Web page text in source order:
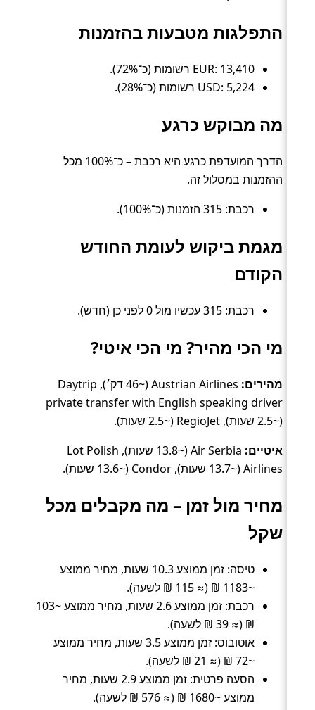
התפלגות מטבעות בהזמנות
EUR: 13,410 רשומות (כ־72%).
USD: 5,224 רשומות (כ־28%).
מה מבוקש כרגע
הדרך המועדפת כרגע היא רכבת – כ־100% מכל
ההזמנות במסלול זה.
רכבת: 315 הזמנות (כ־100%).
מגמת ביקוש לעומת החודש
הקודם
רכבת: 315 עכשיו מול 0 לפני כן (חדש).
מי הכי מהיר? מי הכי איטי?
מהירים:
Austrian Airlines (~46 דק׳), Daytrip
private transfer with English speaking driver
(~2.5 שעות), RegioJet (~2.5 שעות).
איטיים:
Air Serbia (~13.8 שעות), Lot Polish
Airlines (~13.7 שעות), Condor (~13.6 שעות).
מחיר מול זמן – מה מקבלים מכל
שקל
טיסה: זמן ממוצע 10.3 שעות, מחיר ממוצע
~1183 ₪ (≈ 115 ₪ לשעה).
רכבת: זמן ממוצע 2.6 שעות, מחיר ממוצע ~103
₪ (≈ 39 ₪ לשעה).
אוטובוס: זמן ממוצע 3.5 שעות, מחיר ממוצע
~72 ₪ (≈ 21 ₪ לשעה).
הסעה פרטית: זמן ממוצע 2.9 שעות, מחיר
ממוצע ~1680 ₪ (≈ 576 ₪ לשעה).